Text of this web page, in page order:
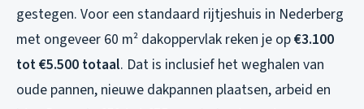
gestegen. Voor een standaard rijtjeshuis in Nederberg
met ongeveer 60 m² dakoppervlak reken je op€3.100
tot €5.500 totaal. Dat is inclusief het weghalen van
oude pannen, nieuwe dakpannen plaatsen, arbeid en